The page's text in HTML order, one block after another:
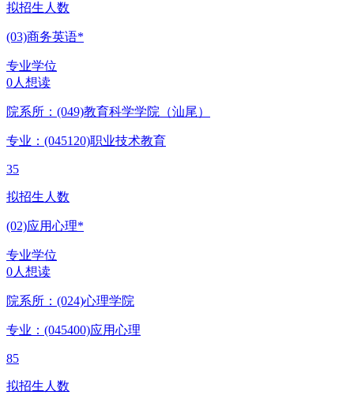
拟招生人数
(03)商务英语*
专业学位
0人想读
院系所：(049)教育科学学院（汕尾）
专业：(045120)职业技术教育
35
拟招生人数
(02)应用心理*
专业学位
0人想读
院系所：(024)心理学院
专业：(045400)应用心理
85
拟招生人数